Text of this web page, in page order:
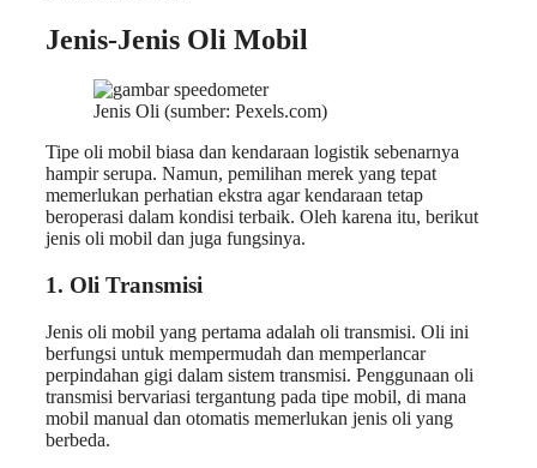
Jenis-Jenis Oli Mobil
Jenis Oli (sumber: Pexels.com)
Tipe oli mobil biasa dan kendaraan logistik sebenarnya
hampir serupa. Namun, pemilihan merek yang tepat
memerlukan perhatian ekstra agar kendaraan tetap
beroperasi dalam kondisi terbaik. Oleh karena itu, berikut
jenis oli mobil dan juga fungsinya.
1. Oli Transmisi
Jenis oli mobil yang pertama adalah oli transmisi. Oli ini
berfungsi untuk mempermudah dan memperlancar
perpindahan gigi dalam sistem transmisi. Penggunaan oli
transmisi bervariasi tergantung pada tipe mobil, di mana
mobil manual dan otomatis memerlukan jenis oli yang
berbeda.